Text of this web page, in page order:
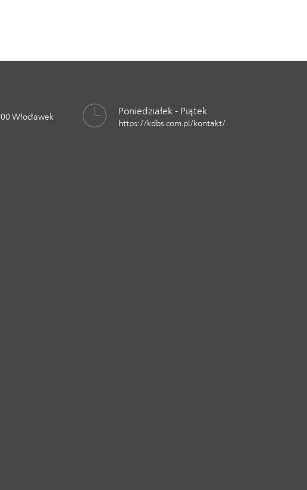
Włocławek
Poniedziałek - Piątek
https://kdbs.com.pl/kontakt/